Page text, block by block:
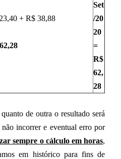
+ R$ 38,88
Set
/20
20
=
R$
62,
28
de outra o resultado será
incorrer e eventual erro por
sempre o cálculo em horas,
em histórico para fins de